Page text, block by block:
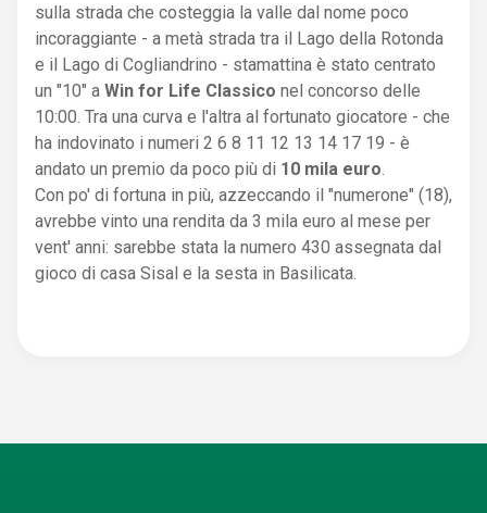
sulla strada che costeggia la valle dal nome poco
incoraggiante - a metà strada tra il Lago della Rotonda
e il Lago di Cogliandrino - stamattina è stato centrato
un "10" a Win for Life Classico nel concorso delle
10:00. Tra una curva e l'altra al fortunato giocatore - che
ha indovinato i numeri 2 6 8 11 12 13 14 17 19 - è
andato un premio da poco più di 10 mila euro.
Con po' di fortuna in più, azzeccando il "numerone" (18),
avrebbe vinto una rendita da 3 mila euro al mese per
vent' anni: sarebbe stata la numero 430 assegnata dal
gioco di casa Sisal e la sesta in Basilicata.